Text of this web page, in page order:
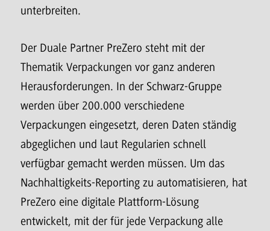
unterbreiten.
Der Duale Partner PreZero steht mit der
Thematik Verpackungen vor ganz anderen
Herausforderungen. In der Schwarz-Gruppe
werden über 200.000 verschiedene
Verpackungen eingesetzt, deren Daten ständig
abgeglichen und laut Regularien schnell
verfügbar gemacht werden müssen. Um das
Nachhaltigkeits-Reporting zu automatisieren, hat
PreZero eine digitale Plattform-Lösung
entwickelt, mit der für jede Verpackung alle